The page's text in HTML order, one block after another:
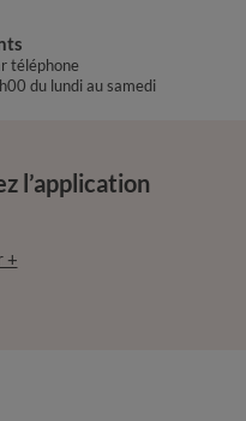
téléphone
du lundi au samedi
l’application
+